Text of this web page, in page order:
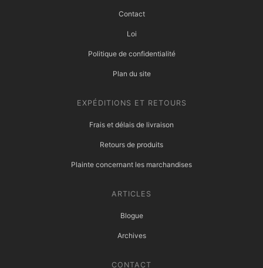
Contact
Loi
Politique de confidentialité
Plan du site
EXPÉDITIONS ET RETOURS
Frais et délais de livraison
Retours de produits
Plainte concernant les marchandises
ARTICLES
Blogue
Archives
CONTACT